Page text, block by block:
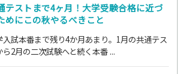
テストまで4ヶ月！大学受験合格に近づ
めにこの秋やるべきこと
入試本番まで残り4か月あまり。1月の共通テス
ら2月の二次試験へと続く本番 ...